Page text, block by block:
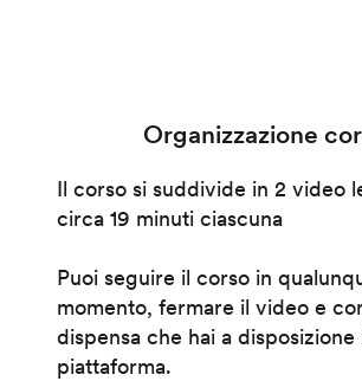
Organizzazione
Il corso si suddivide in 2 video
circa 19 minuti ciascuna
Puoi seguire il corso in
momento, fermare il video e
dispensa che hai a disposizione
piattaforma.